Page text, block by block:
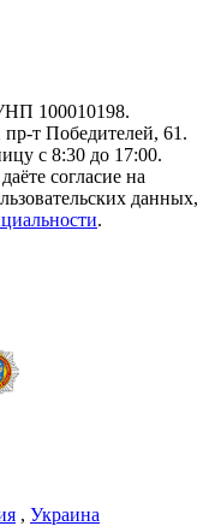
100010198.
т Победителей, 61.
с 8:30 до 17:00.
согласие на
данных,
.
, Украина